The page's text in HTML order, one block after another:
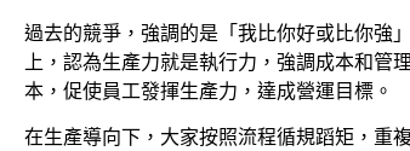
過去的競爭，強調的是「我比你好或比你強
上，認為生產力就是執行力，強調成本和管
本，促使員工發揮生產力，達成營運目標。
在生產導向下，大家按照流程循規蹈矩，重